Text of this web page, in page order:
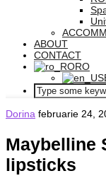
ABOUT
CONTACT
RO
Dorina februarie 24,
Maybelline
lipsticks